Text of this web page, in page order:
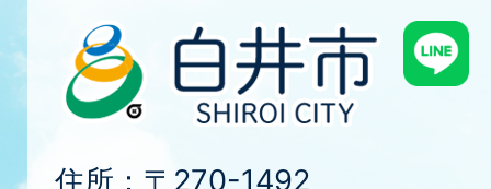
住所：〒270-1492